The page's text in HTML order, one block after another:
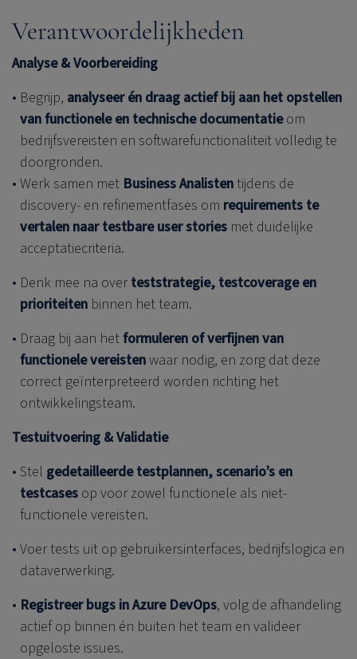
Verantwoordelijkheden
Analyse & Voorbereiding
Begrijp, analyseer én draag actief bij aan het opstellen
van functionele en technische documentatieom
bedrijfsvereisten en softwarefunctionaliteit volledig te
doorgronden.
Werk samen met Business Analisten tijdens de
discovery- en refinementfases om requirements te
vertalen naar testbare user stories met duidelijke
acceptatiecriteria.
Denk mee na over teststrategie, testcoverage en
prioriteiten binnen het team.
Draag bij aan hetformuleren of verfijnen van
functionele vereistenwaar nodig, en zorg dat deze
correct geïnterpreteerd worden richting het
ontwikkelingsteam.
Testuitvoering & Validatie
Stel gedetailleerde testplannen, scenario’s en
testcases op voor zowel functionele als niet-
functionele vereisten.
Voer tests uit op gebruikersinterfaces, bedrijfslogica en
dataverwerking.
Registreer bugs in Azure DevOps, volg de afhandeling
actief op binnen én buiten het team en valideer
opgeloste issues.